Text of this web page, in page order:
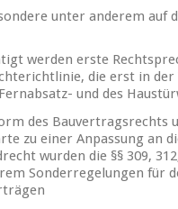
unter anderem auf
werden erste
die erst in der
und des
des
zu einer Anpassung an
wurden die §§ 309,
Sonderregelungen für